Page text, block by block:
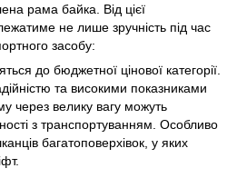
​​рама байка. Від цієї
не лише зручність під час
засобу:
до бюджетної цінової категорії.
та високими показниками
через велику вагу можуть
з транспортуванням. Особливо
багатоповерхівок, у яких